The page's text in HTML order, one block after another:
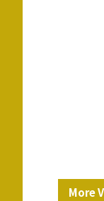
More